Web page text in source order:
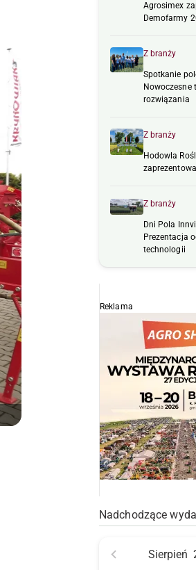
Agrosimex
Demofarmy
Z branży
Spotkanie
Nowoczesne
rozwiązania
Z branży
Hodowla
Z branży
Dni Pola
Prezentacja
technologii
Reklama
Nadchodzące
Sierpień